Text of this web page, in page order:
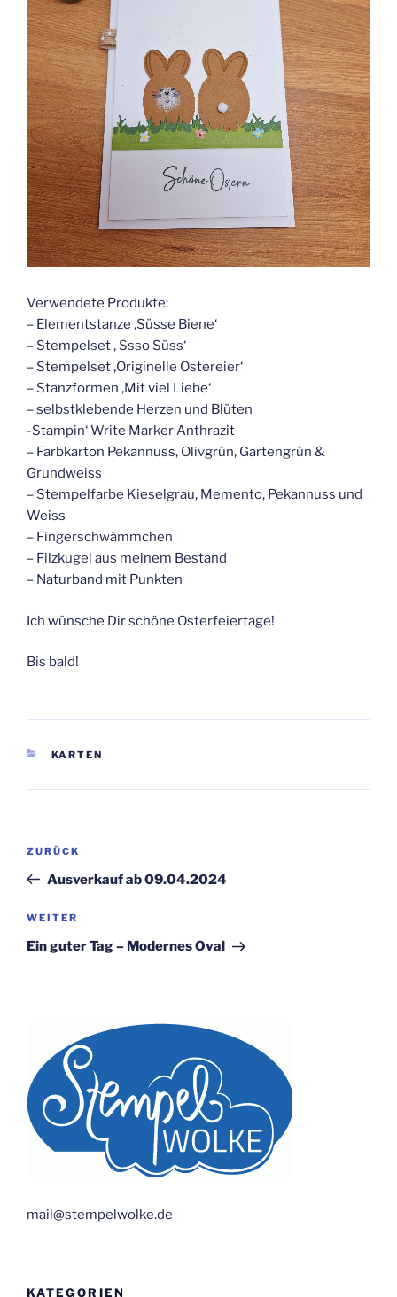
Verwendete Produkte:
– Elementstanze ‚Süsse Biene‘
– Stempelset ‚ Ssso Süss‘
– Stempelset ‚Originelle Ostereier‘
– Stanzformen ‚Mit viel Liebe‘
– selbstklebende Herzen und Blüten
-Stampin‘ Write Marker Anthrazit
– Farbkarton Pekannuss, Olivgrün, Gartengrün &
Grundweiss
– Stempelfarbe Kieselgrau, Memento, Pekannuss und
Weiss
– Fingerschwämmchen
– Filzkugel aus meinem Bestand
– Naturband mit Punkten
Ich wünsche Dir schöne Osterfeiertage!
Bis bald!
KATEGORIEN
KARTEN
Beitragsnavigation
Vorheriger
Beitrag
ZURÜCK
Ausverkauf ab 09.04.2024
Nächster
Beitrag
WEITER
Ein guter Tag – Modernes Oval
mail@stempelwolke.de
KATEGORIEN